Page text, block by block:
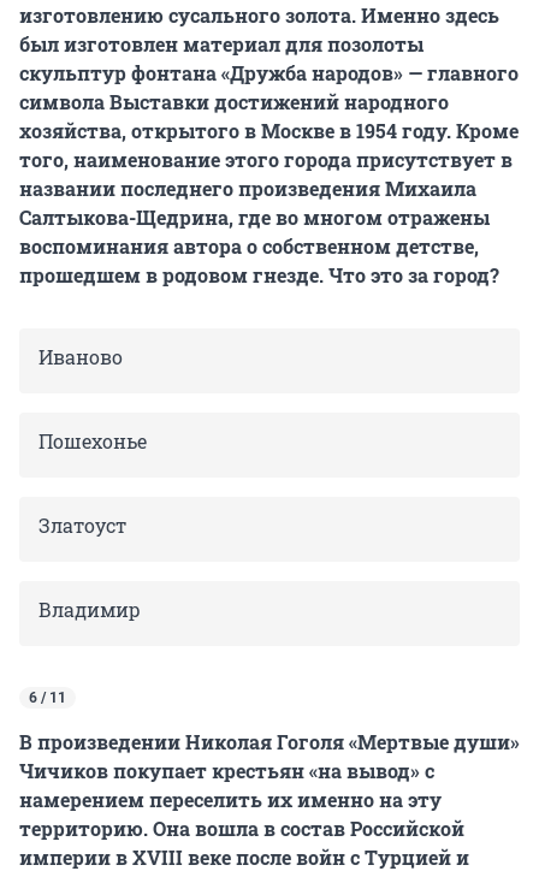
изготовлению сусального золота. Именно здесь
был изготовлен материал для позолоты
скульптур фонтана «Дружба народов» — главного
символа Выставки достижений народного
хозяйства, открытого в Москве в 1954 году. Кроме
того, наименование этого города присутствует в
названии последнего произведения Михаила
Салтыкова-Щедрина, где во многом отражены
воспоминания автора о собственном детстве,
прошедшем в родовом гнезде. Что это за город?
Иваново
Пошехонье
Златоуст
Владимир
6 / 11
В произведении Николая Гоголя «Мертвые души»
Чичиков покупает крестьян «на вывод» с
намерением переселить их именно на эту
территорию. Она вошла в состав Российской
империи в XVIII веке после войн с Турцией и